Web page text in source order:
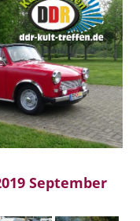
September